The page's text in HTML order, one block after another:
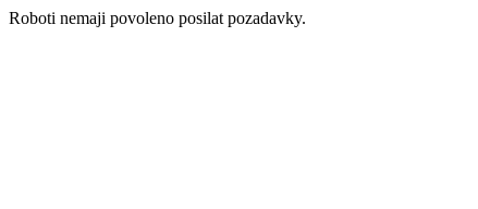
Roboti nemaji povoleno posilat pozadavky.